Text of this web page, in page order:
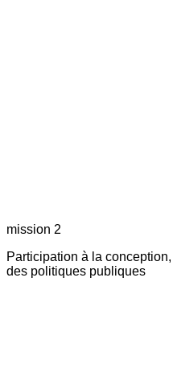
mission 2
Participation à la
des politiques publiques